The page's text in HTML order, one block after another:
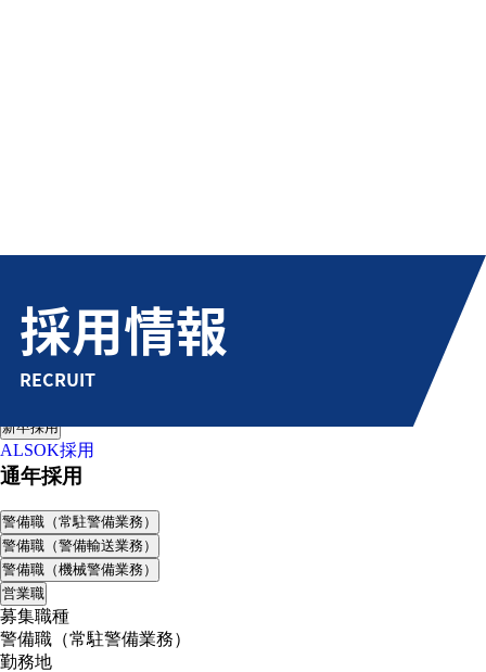
採用情報
RECRUIT
新卒採用
ALSOK採用
通年採用
警備職（常駐警備業務）
警備職（警備輸送業務）
警備職（機械警備業務）
営業職
募集職種
警備職（常駐警備業務）
勤務地